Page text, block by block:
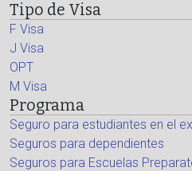
Tipo de Visa
F Visa
J Visa
OPT
M Visa
Programa
Seguro para estudiantes en el
Seguros para dependientes
Seguros para Escuelas